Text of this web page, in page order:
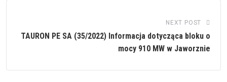
NEXT POST
TAURON PE SA (35/2022) Informacja dotycząca bloku o
mocy 910 MW w Jaworznie